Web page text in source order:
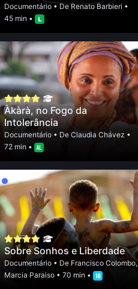
Documentário• DeRenato Barbieri •
45 min •
Àkàrà, no Fogo da
Intolerância
Documentário• De Claudia Chávez •
72 min •
Sobre Sonhos e Liberdade
Documentário• De Francisco Colombo,
Marcia Paraiso• 70 min •